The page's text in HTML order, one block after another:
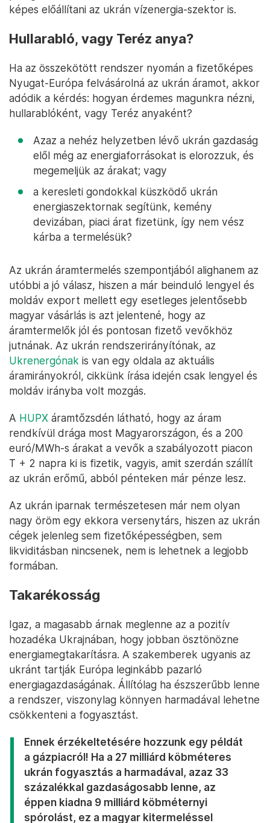
képes előállítani az ukrán vízenergia-szektor is.
Hullarabló, vagy Teréz anya?
Ha az összekötött rendszer nyomán a fizetőképes
Nyugat-Európa felvásárolná az ukrán áramot, akkor
adódik a kérdés: hogyan érdemes magunkra nézni,
hullarablóként, vagy Teréz anyaként?
Azaz a nehéz helyzetben lévő ukrán gazdaság
elől még az energiaforrásokat is elorozzuk, és
megemeljük az árakat; vagy
a keresleti gondokkal küszködő ukrán
energiaszektornak segítünk, kemény
devizában, piaci árat fizetünk, így nem vész
kárba a termelésük?
Az ukrán áramtermelés szempontjából alighanem az
utóbbi a jó válasz, hiszen a már beinduló lengyel és
moldáv export mellett egy esetleges jelentősebb
magyar vásárlás is azt jelentené, hogy az
áramtermelők jól és pontosan fizető vevőkhöz
jutnának. Az ukrán rendszerirányítónak, az
Ukrenergónak is van egy oldala az aktuális
áramirányokról, cikkünk írása idején csak lengyel és
moldáv irányba volt mozgás.
A HUPX áramtőzsdén látható, hogy az áram
rendkívül drága most Magyarországon, és a 200
euró/MWh-s árakat a vevők a szabályozott piacon
T + 2 napra ki is fizetik, vagyis, amit szerdán szállít
az ukrán erőmű, abból pénteken már pénze lesz.
Az ukrán iparnak természetesen már nem olyan
nagy öröm egy ekkora versenytárs, hiszen az ukrán
cégek jelenleg sem fizetőképességben, sem
likviditásban nincsenek, nem is lehetnek a legjobb
formában.
Takarékosság
Igaz, a magasabb árnak meglenne az a pozitív
hozadéka Ukrajnában, hogy jobban ösztönözne
energiamegtakarításra. A szakemberek ugyanis az
ukránt tartják Európa leginkább pazarló
energiagazdaságának. Állítólag ha észszerűbb lenne
a rendszer, viszonylag könnyen harmadával lehetne
csökkenteni a fogyasztást.
Ennek érzékeltetésére hozzunk egy példát
a gázpiacról! Ha a 27 milliárd köbméteres
ukrán fogyasztás a harmadával, azaz 33
százalékkal gazdaságosabb lenne, az
éppen kiadna 9 milliárd köbméternyi
spórolást, ez a magyar kitermeléssel